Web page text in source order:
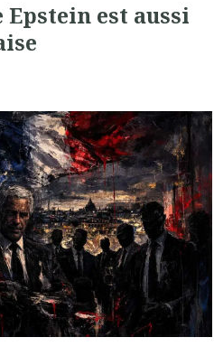
est aussi